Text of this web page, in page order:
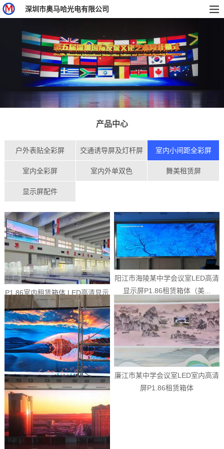
深圳市奥马哈光电有限公司
产品中心
户外表贴全彩屏 交通诱导屏及灯杆屏 室内小间距全彩屏
室内全彩屏 室内外单双色 舞美租赁屏
显示屏配件
P1.86室内租赁箱体 LED高清显示
屏(美奥马哈）
阳江市海陵某中学会议室LED高清
显示屏P1.86租赁箱体（美...
信宜某规划展览厅LED室内高清显
示屏P1.86租赁箱体（美奥...
廉江市某中学会议室LED室内高清
屏P1.86租赁箱体